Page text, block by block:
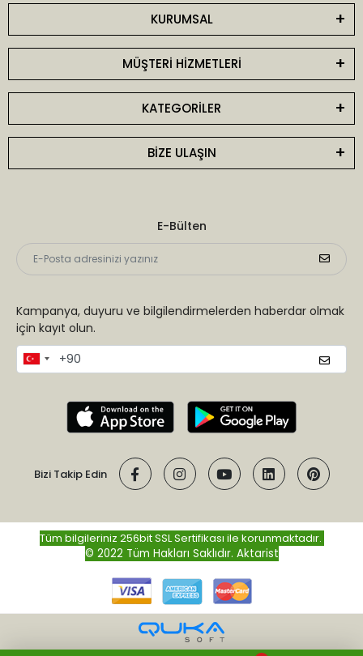
KURUMSAL
MÜŞTERİ HİZMETLERİ
KATEGORİLER
BİZE ULAŞIN
E-Bülten
Kampanya, duyuru ve bilgilendirmelerden haberdar olmak
için kayıt olun.
Bizi Takip Edin
Tüm bilgileriniz 256bit SSL Sertifikası ile korunmaktadır.
© 2022 Tüm Hakları Saklıdır. Aktarist